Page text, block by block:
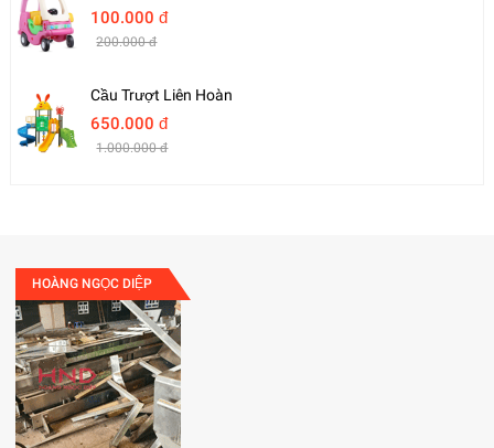
100.000 đ
200.000 đ
Cầu Trượt Liên Hoàn
650.000 đ
1.000.000 đ
HOÀNG NGỌC DIỆP